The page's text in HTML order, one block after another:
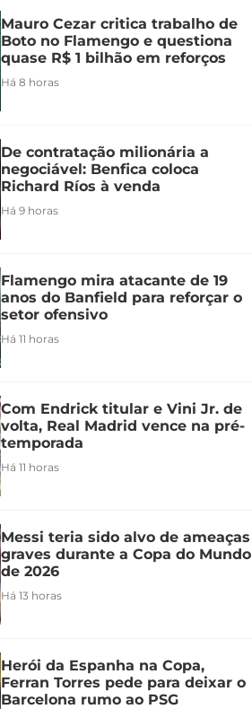
Mauro Cezar critica trabalho de
Boto no Flamengo e questiona
quase R$ 1 bilhão em reforços
Há 8 horas
De contratação milionária a
negociável: Benfica coloca
Richard Ríos à venda
Há 9 horas
Flamengo mira atacante de 19
anos do Banfield para reforçar o
setor ofensivo
Há 11 horas
Com Endrick titular e Vini Jr. de
volta, Real Madrid vence na pré-
temporada
Há 11 horas
Messi teria sido alvo de ameaças
graves durante a Copa do Mundo
de 2026
Há 13 horas
Herói da Espanha na Copa,
Ferran Torres pede para deixar o
Barcelona rumo ao PSG